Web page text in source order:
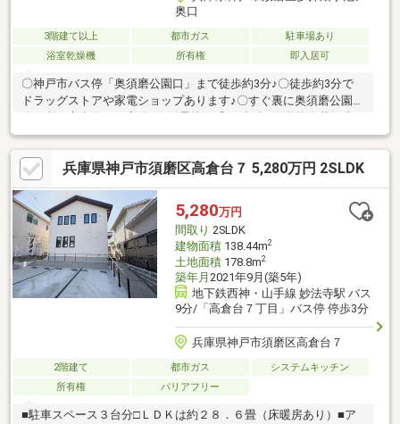
奥口
3階建て以上 都市ガス
駐車場あり
浴室乾燥機
所有権 即入居可
〇神戸市バス停「奥須磨公園口」まで徒歩約3分♪〇徒歩約3分で
ドラッグストアや家電ショップあります♪〇すぐ裏に奥須磨公園♪
学校…徒歩約27分高倉中学校…徒歩約17分〇弊社が選ばれ続ける理
由1．住宅ローンに自信あり！提携銀行多数あり頭金ゼロで購入可
能です金利や条件などお客様にあった最適なご提案可能2．初めて
の購入の方も安心のサポートお一人お一人に寄り添ったご提案を
いたします3．購入にかかる費用のシュミレーション作成気になる
【お金】のこと、イチからご説明します見学予約の詳細はイベン
ト情報をご確認ください
兵庫県神戸市須磨区高倉台７ 5,280万円 2SLDK
5,280万円
間取り 2SLDK
建物面積138.44m2
土地面積178.8m2
築年月 2021年9月(築5年)
地下鉄西神・山手線 妙法寺駅 バス
9分/「高倉台７丁目」バス停 停歩3分
兵庫県神戸市須磨区高倉台７
2階建て 都市ガス
システムキッチン
所有権
バリアフリー
■駐車スペース３台分□ＬＤＫは約２８．６畳（床暖房あり）■ア